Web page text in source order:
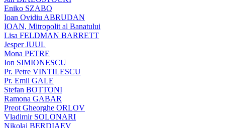
Eniko SZABO
Ioan Ovidiu ABRUDAN
IOAN, Mitropolit al Banatului
Lisa FELDMAN BARRETT
Jesper JUUL
Mona PETRE
Ion SIMIONESCU
Pr. Petre VINTILESCU
Pr. Emil GALE
Stefan BOTTONI
Ramona GABAR
Preot Gheorghe ORLOV
Vladimir SOLONARI
Nikolai BERDIAEV